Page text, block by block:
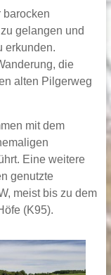
barocken
gelangen und
erkunden.
die
alten Pilgerweg
mit dem
Eine weitere
genutzte
meist bis zu dem
(K95).